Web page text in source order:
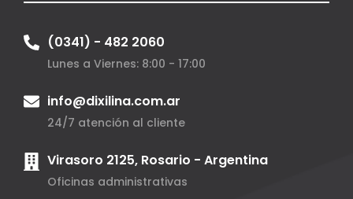
(0341) - 482 2060
Lunes a Viernes: 8:00 - 17:00
info@dixilina.com.ar
24/7 atención al cliente
Virasoro 2125, Rosario - Argentina
Oficinas administrativas